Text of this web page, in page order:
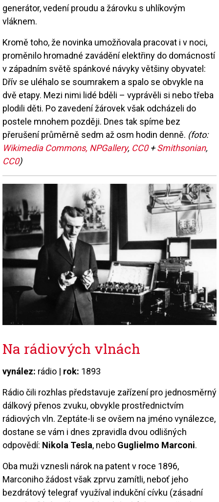
generátor, vedení proudu a žárovku s uhlíkovým
vláknem.
Kromě toho, že novinka umožňovala pracovat i v noci,
proměnilo hromadné zavádění elektřiny do domácností
v západním světě spánkové návyky většiny obyvatel:
Dřív se uléhalo se soumrakem a spalo se obvykle na
dvě etapy. Mezi nimi lidé bděli – vyprávěli si nebo třeba
plodili děti. Po zavedení žárovek však odcházeli do
postele mnohem později. Dnes tak spíme bez
přerušení průměrně sedm až osm hodin denně. (foto:
Wikimedia Commons, NPGallery, CC0+Smithsonian,
CC0)
Na rádiových vlnách
vynález: rádio | rok: 1893
Rádio čili rozhlas představuje zařízení pro jednosměrný
dálkový přenos zvuku, obvykle prostřednictvím
rádiových vln. Zeptáte-li se ovšem na jméno vynálezce,
dostane se vám i dnes zpravidla dvou odlišných
odpovědí: Nikola Tesla, nebo Guglielmo Marconi.
Oba muži vznesli nárok na patent v roce 1896,
Marconiho žádost však zprvu zamítli, neboť jeho
bezdrátový telegraf využíval indukční cívku (zásadní